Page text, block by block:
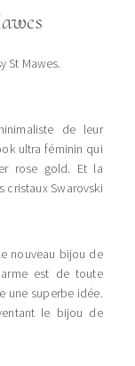
St Mawes.
de leur
ultra féminin qui
rose gold. Et la
cristaux Swarovski
nouveau bijou de
est de toute
une superbe idée.
le bijou de